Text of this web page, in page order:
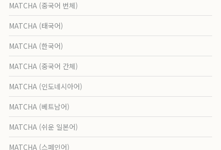
MATCHA (중국어 번체)
MATCHA (태국어)
MATCHA (한국어)
MATCHA (중국어 간체)
MATCHA (인도네시아어)
MATCHA (베트남어)
MATCHA (쉬운 일본어)
MATCHA (스페인어)